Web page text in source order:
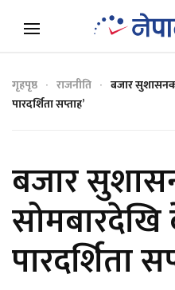
गृहपृष्ठ राजनीति
बजार
पारदर्शिता सप्ताह’
बजार
पारदर्शिता